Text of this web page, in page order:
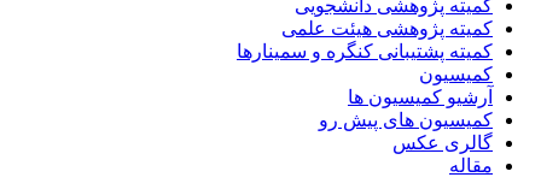
کمیته پژوهشی دانشجویی
کمیته پژوهشی هیئت علمی
کمیته پشتیبانی کنگره و سمینارها
کمیسیون
آرشیو کمیسیون ها
کمیسیون های پیش رو
گالری عکس
مقاله